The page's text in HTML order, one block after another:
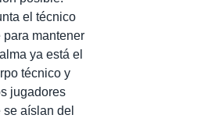
el técnico
para mantener
ya está el
técnico y
jugadores
se aíslan del